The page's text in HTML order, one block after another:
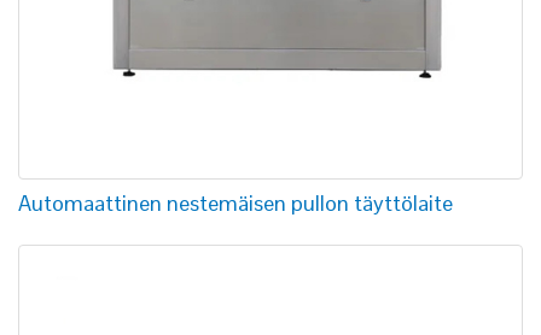
Automaattinen nestemäisen pullon täyttölaite